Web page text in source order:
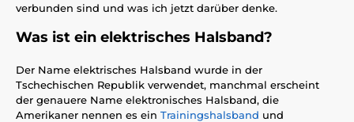
verbunden sind und was ich jetzt darüber denke.
Was ist ein elektrisches Halsband?
Der Name elektrisches Halsband wurde in der
Tschechischen Republik verwendet, manchmal erscheint
der genauere Name elektronisches Halsband, die
Amerikaner nennen es ein Trainingshalsband und